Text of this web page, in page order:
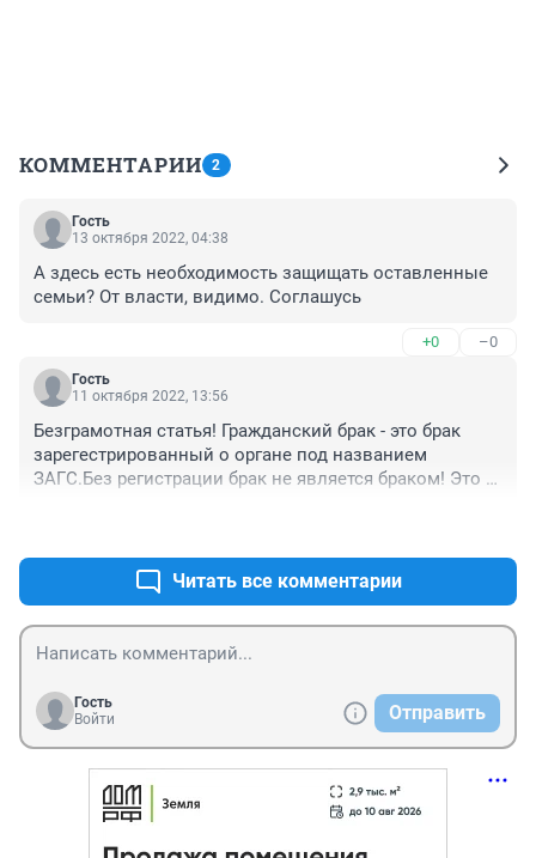
КОММЕНТАРИИ 2
Гость
13 октября 2022, 04:38
А здесь есть необходимость защищать оставленные
семьи? От власти, видимо. Соглашусь
+0 –0
Гость
11 октября 2022, 13:56
Безграмотная статья! Гражданский брак - это брак
зарегестрированный о органе под названием
ЗАГС.Без регистрации брак не является браком! Это
Читать все комментарии
Гость
Войти
Отправить